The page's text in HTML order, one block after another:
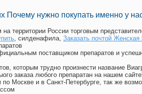
Почему нужно покупать именно у
территории России торговым
, силденафила, Заказать почтой Женская
поставщиком препаратов и
которым трудно произнести название
заказа любого препаратан на нашем
Москве и в Санкт-Петербурге, так же